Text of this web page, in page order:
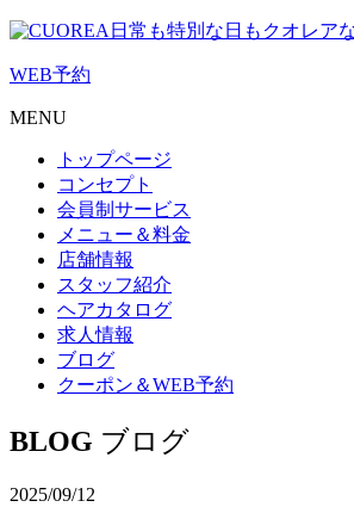
日常も特別な日もクオレア
WEB予約
MENU
トップページ
コンセプト
会員制サービス
メニュー＆料金
店舗情報
スタッフ紹介
ヘアカタログ
求人情報
ブログ
クーポン＆WEB予約
BLOG ブログ
2025/09/12